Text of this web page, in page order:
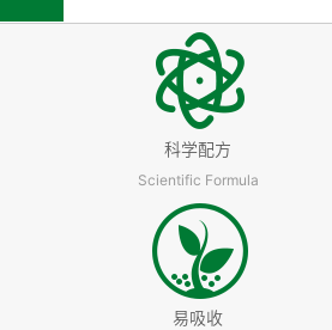
科学配方
Scientific Formula
易吸收